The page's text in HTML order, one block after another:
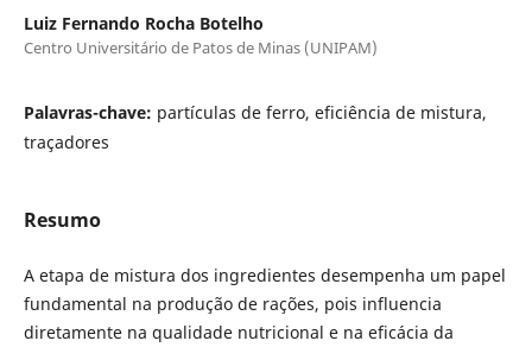
Luiz Fernando Rocha Botelho
Centro Universitário de Patos de Minas (UNIPAM)
Palavras-chave: partículas de ferro, eficiência de mistura,
traçadores
Resumo
A etapa de mistura dos ingredientes desempenha um papel
fundamental na produção de rações, pois influencia
diretamente na qualidade nutricional e na eficácia da